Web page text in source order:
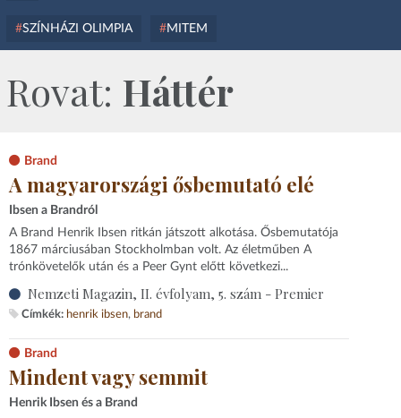
SZÍNHÁZI OLIMPIA MITEM
Rovat: Háttér
Brand
A magyarországi ősbemutató elé
Ibsen a Brandról
A Brand Henrik Ibsen ritkán játszott alkotása. Ősbemutatója
1867 márciusában Stockholmban volt. Az életműben A
trónkövetelők után és a Peer Gynt előtt következi...
Nemzeti Magazin, II. évfolyam, 5. szám - Premier
Címkék: henrik ibsen brand
Brand
Mindent vagy semmit
Henrik Ibsen és a Brand